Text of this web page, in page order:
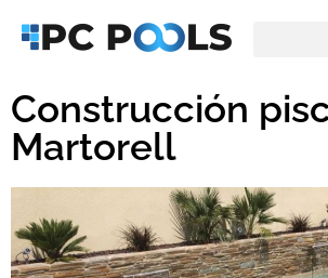
contenido
Construcción
Martorell